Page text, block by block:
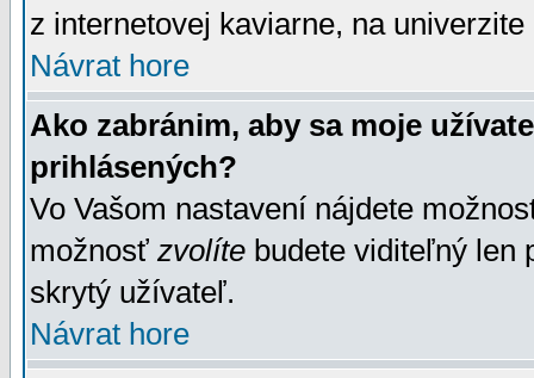
z internetovej kaviarne, na univerzite
Návrat hore
Ako zabránim, aby sa moje
prihlásených?
Vo Vašom nastavení nájdete
možnosť zvolíte budete viditeľný len
skrytý užívateľ.
Návrat hore